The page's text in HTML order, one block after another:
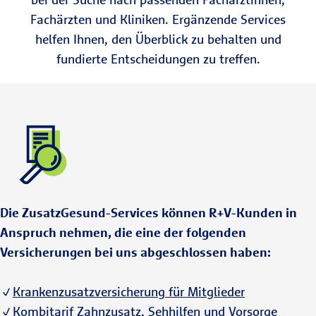
Fachärzten und Kliniken. Ergänzende Services
helfen Ihnen, den Überblick zu behalten und
fundierte Entscheidungen zu treffen.
Die ZusatzGesund-Services können R+V-Kunden in
Anspruch nehmen, die eine der folgenden
Versicherungen bei uns abgeschlossen haben:
Krankenzusatzversicherung für Mitglieder
Kombitarif Zahnzusatz, Sehhilfen und Vorsorge